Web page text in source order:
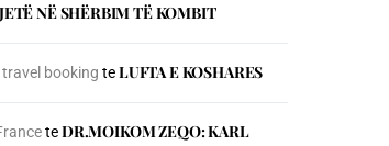
NЁ SHЁRBIM TЁ KOMBIT
booking teLUFTA E KOSHARES
teDR.MOIKOM ZEQO: KARL